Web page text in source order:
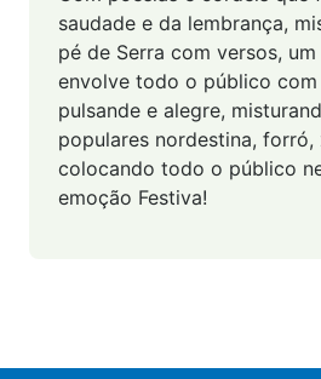
saudade e da lembrança,
pé de Serra com versos,
envolve todo o público com
pulsande e alegre,
populares nordestina, forró,
colocando todo o público
emoção Festiva!